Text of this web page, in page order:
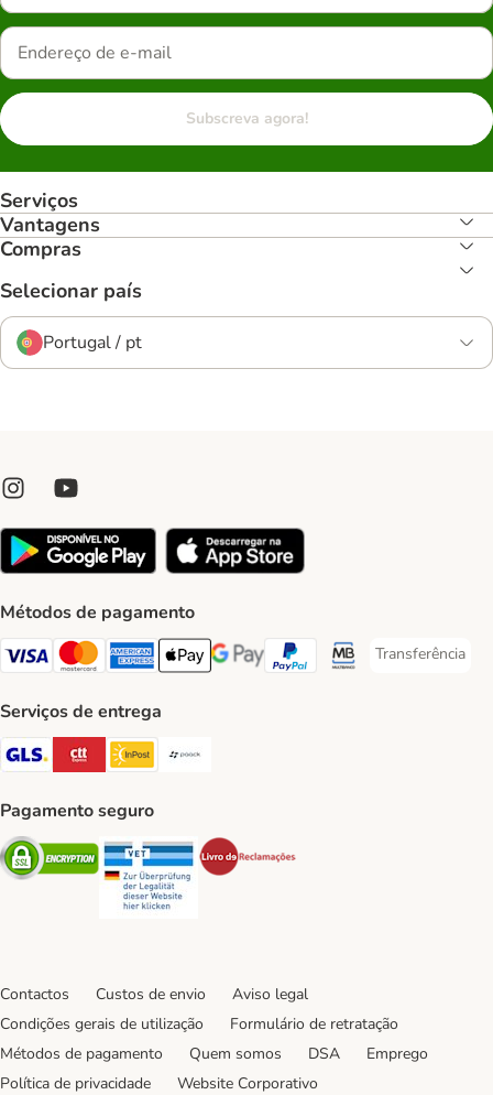
Subscreva agora!
Serviços
Vantagens
Compras
Selecionar país
Portugal / pt
Métodos de pagamento
Visa Payment Method
Mastercard Payment Method
American Express Payment Method
Apple Pay Payment Method
Google Pay Payment Method
PayPal Payment Method
Multibanco Payment
Transferência
Transferência
Serviços de entrega
GLS Shipping Method
CTTExpress Shipping Method
InPost Shipping Method
Pagamento seguro
Security Security
Contactos Custos de envio
Aviso legal
Condições gerais de utilização
Formulário de retratação
Métodos de pagamento
Quem somos DSA
Emprego
Política de privacidade
Website Corporativo